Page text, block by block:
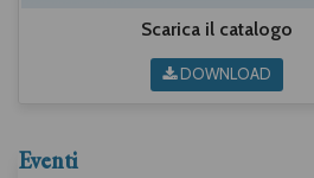
Scarica il catalogo
DOWNLOAD
Eventi